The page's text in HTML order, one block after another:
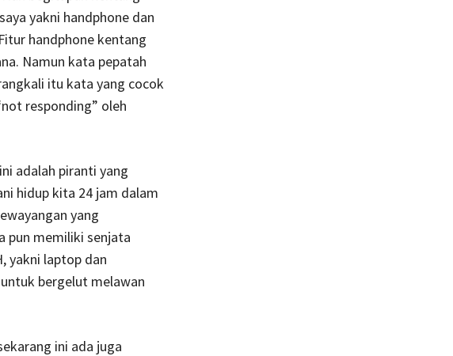
yakni handphone dan
handphone kentang
Namun kata pepatah
itu kata yang cocok
responding” oleh
adalah piranti yang
hidup kita 24 jam dalam
yang
pun memiliki senjata
yakni laptop dan
bergelut melawan
ini ada juga